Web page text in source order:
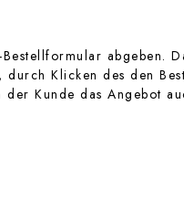
abgeben.
Klicken des den
Kunde das Angebot